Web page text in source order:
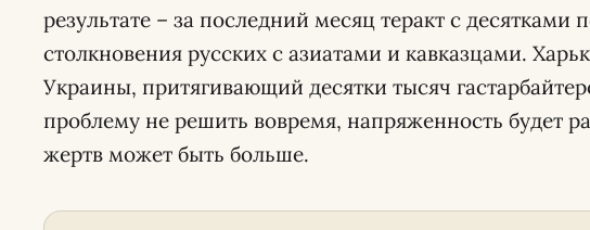
результате – за последний месяц теракт с
столкновения русских с азиатами и кавказцами.
Украины, притягивающий десятки тысяч
проблему не решить вовремя, напряженность будет
жертв может быть больше.